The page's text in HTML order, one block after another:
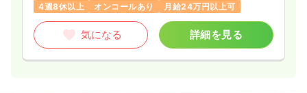
4週8休以上
オンコールあり 月給24万円以上可
気になる 詳細を見る